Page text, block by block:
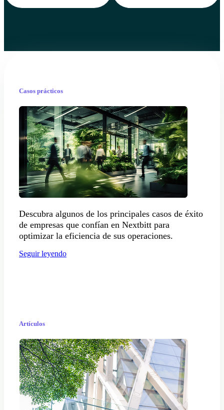
Casos prácticos
Descubra algunos de los principales casos de éxito
de empresas que confían en Nextbitt para
optimizar la eficiencia de sus operaciones.
Seguir leyendo
Artículos